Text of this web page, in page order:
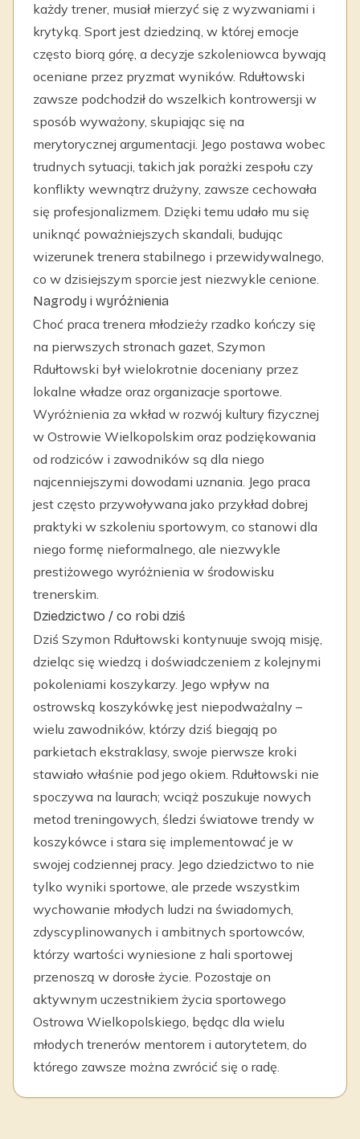
każdy trener, musiał mierzyć się z wyzwaniami i
krytyką. Sport jest dziedziną, w której emocje
często biorą górę, a decyzje szkoleniowca bywają
oceniane przez pryzmat wyników. Rdułtowski
zawsze podchodził do wszelkich kontrowersji w
sposób wyważony, skupiając się na
merytorycznej argumentacji. Jego postawa wobec
trudnych sytuacji, takich jak porażki zespołu czy
konflikty wewnątrz drużyny, zawsze cechowała
się profesjonalizmem. Dzięki temu udało mu się
uniknąć poważniejszych skandali, budując
wizerunek trenera stabilnego i przewidywalnego,
co w dzisiejszym sporcie jest niezwykle cenione.
Nagrody i wyróżnienia
Choć praca trenera młodzieży rzadko kończy się
na pierwszych stronach gazet, Szymon
Rdułtowski był wielokrotnie doceniany przez
lokalne władze oraz organizacje sportowe.
Wyróżnienia za wkład w rozwój kultury fizycznej
w Ostrowie Wielkopolskim oraz podziękowania
od rodziców i zawodników są dla niego
najcenniejszymi dowodami uznania. Jego praca
jest często przywoływana jako przykład dobrej
praktyki w szkoleniu sportowym, co stanowi dla
niego formę nieformalnego, ale niezwykle
prestiżowego wyróżnienia w środowisku
trenerskim.
Dziedzictwo / co robi dziś
Dziś Szymon Rdułtowski kontynuuje swoją misję,
dzieląc się wiedzą i doświadczeniem z kolejnymi
pokoleniami koszykarzy. Jego wpływ na
ostrowską koszykówkę jest niepodważalny –
wielu zawodników, którzy dziś biegają po
parkietach ekstraklasy, swoje pierwsze kroki
stawiało właśnie pod jego okiem. Rdułtowski nie
spoczywa na laurach; wciąż poszukuje nowych
metod treningowych, śledzi światowe trendy w
koszykówce i stara się implementować je w
swojej codziennej pracy. Jego dziedzictwo to nie
tylko wyniki sportowe, ale przede wszystkim
wychowanie młodych ludzi na świadomych,
zdyscyplinowanych i ambitnych sportowców,
którzy wartości wyniesione z hali sportowej
przenoszą w dorosłe życie. Pozostaje on
aktywnym uczestnikiem życia sportowego
Ostrowa Wielkopolskiego, będąc dla wielu
młodych trenerów mentorem i autorytetem, do
którego zawsze można zwrócić się o radę.